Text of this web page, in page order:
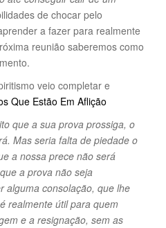
de chocar pelo
a fazer para realmente
reunião saberemos como
veio completar e
Que Estão Em Aflição
que a sua prova prossiga, o
Mas seria falta de piedade o
a nossa prece não será
a prova não seja
alguma consolação, que lhe
realmente útil para quem
e a resignação, sem as